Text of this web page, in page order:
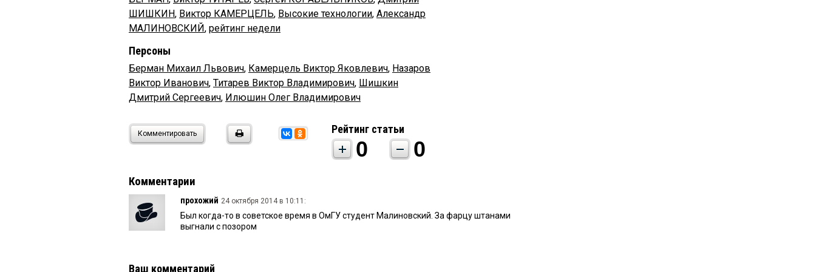
ШИШКИН, Виктор КАМЕРЦЕЛЬ, Высокие технологии, Александр
МАЛИНОВСКИЙ, рейтинг недели
Персоны
Берман Михаил Львович, Камерцель Виктор Яковлевич, Назаров
Виктор Иванович, Титарев Виктор Владимирович, Шишкин
Дмитрий Сергеевич, Илюшин Олег Владимирович
Комментировать Рейтинг статьи
0 0
Комментарии
прохожий 24 октября 2014 в 10:11:
Был когда-то в советское время в ОмГУ студент Малиновский. За фарцу штанами
выгнали с позором
Ваш комментарий